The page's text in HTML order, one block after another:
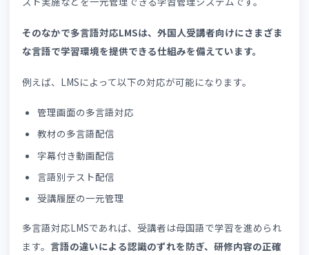
ント」でも解説しています。
外国人材を多く受け入れている業界には、製造・建設・介
フ教育の課題と解決策は、👉「製造・建設・介護における
国人スタッフ教育の課題」
記事とあわせて参考にしてください。
外国人材の教育課題を多言語対応LMSで解決したい方は、
気軽にご相談ください。
今すぐお問い合わせはこちら